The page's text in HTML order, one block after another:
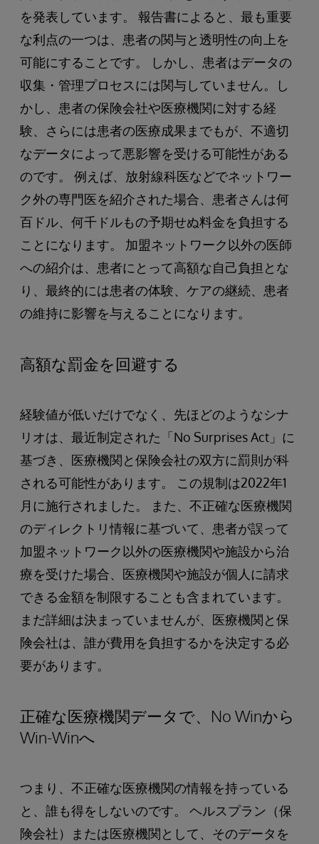
を発表しています。 報告書によると、最も重要
な利点の一つは、患者の関与と透明性の向上を
可能にすることです。 しかし、患者はデータの
収集・管理プロセスには関与していません。し
かし、患者の保険会社や医療機関に対する経
験、さらには患者の医療成果までもが、不適切
なデータによって悪影響を受ける可能性がある
のです。 例えば、放射線科医などでネットワー
ク外の専門医を紹介された場合、患者さんは何
百ドル、何千ドルもの予期せぬ料金を負担する
ことになります。 加盟ネットワーク以外の医師
への紹介は、患者にとって高額な自己負担とな
り、最終的には患者の体験、ケアの継続、患者
の維持に影響を与えることになります。
高額な罰金を回避する
経験値が低いだけでなく、先ほどのようなシナ
リオは、最近制定された「No Surprises Act」に
基づき、医療機関と保険会社の双方に罰則が科
される可能性があります。 この規制は2022年1
月に施行されました。 また、不正確な医療機関
のディレクトリ情報に基づいて、患者が誤って
加盟ネットワーク以外の医療機関や施設から治
療を受けた場合、医療機関や施設が個人に請求
できる金額を制限することも含まれています。
まだ詳細は決まっていませんが、医療機関と保
険会社は、誰が費用を負担するかを決定する必
要があります。
正確な医療機関データで、No Winから
Win-Winへ
つまり、不正確な医療機関の情報を持っている
と、誰も得をしないのです。 ヘルスプラン（保
険会社）または医療機関として、そのデータを